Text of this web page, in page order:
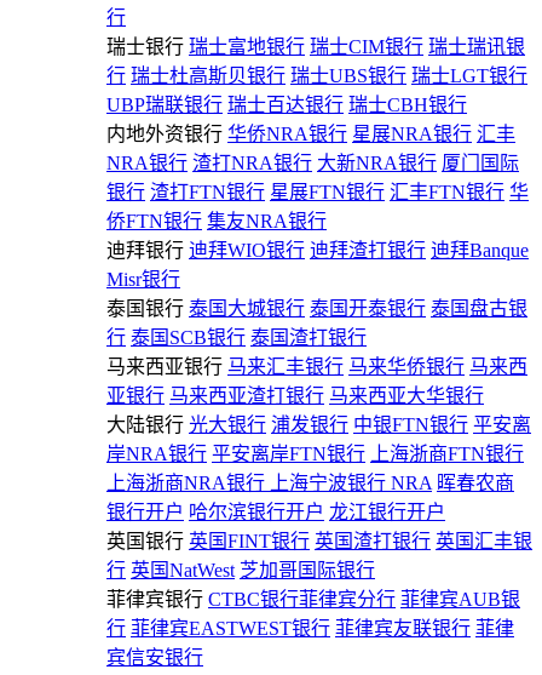
行
瑞士银行 瑞士富地银行 瑞士CIM银行 瑞士瑞讯银
行 瑞士杜高斯贝银行 瑞士UBS银行 瑞士LGT银行
UBP瑞联银行 瑞士百达银行 瑞士CBH银行
内地外资银行 华侨NRA银行 星展NRA银行 汇丰
NRA银行 渣打NRA银行 大新NRA银行 厦门国际
银行 渣打FTN银行 星展FTN银行 汇丰FTN银行 华
侨FTN银行 集友NRA银行
迪拜银行 迪拜WIO银行 迪拜渣打银行 迪拜Banque
Misr银行
泰国银行 泰国大城银行 泰国开泰银行 泰国盘古银
行 泰国SCB银行 泰国渣打银行
马来西亚银行 马来汇丰银行 马来华侨银行 马来西
亚银行 马来西亚渣打银行 马来西亚大华银行
大陆银行 光大银行 浦发银行 中银FTN银行 平安离
岸NRA银行 平安离岸FTN银行
上海浙商FTN银行
上海浙商NRA银行
上海宁波银行 NRA 晖春农商
银行开户 哈尔滨银行开户 龙江银行开户
英国银行 英国FINT银行 英国渣打银行 英国汇丰银
行 英国NatWest 芝加哥国际银行
菲律宾银行 CTBC银行菲律宾分行 菲律宾AUB银
行 菲律宾EASTWEST银行 菲律宾友联银行 菲律
宾信安银行